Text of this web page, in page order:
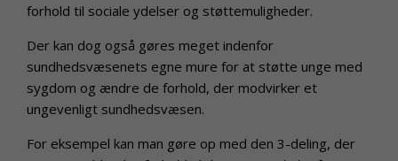
forhold til sociale ydelser og støttemuligheder.
Der kan dog også gøres meget indenfor
sundhedsvæsenets egne mure for at støtte unge med
sygdom og ændre de forhold, der modvirker et
ungevenligt sundhedsvæsen.
For eksempel kan man gøre op med den 3-deling, der